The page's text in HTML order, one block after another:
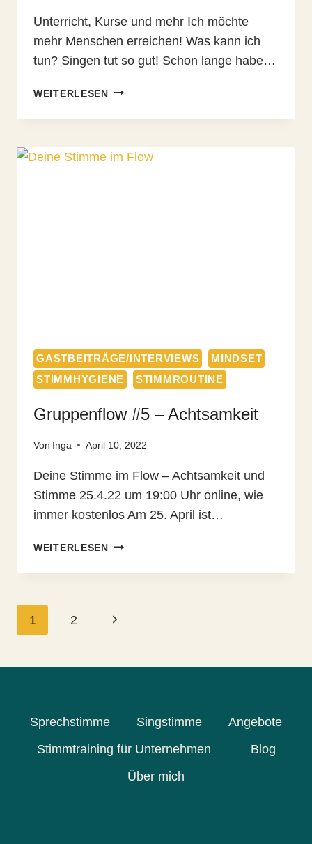
Unterricht, Kurse und mehr Ich möchte
mehr Menschen erreichen! Was kann ich
tun? Singen tut so gut! Schon lange habe…
WEITERLESENSTIMMBILDUNG
VOCALFLOW
GASTBEITRÄGE/INTERVIEWS
MINDSET
STIMMHYGIENE
STIMMROUTINE
Gruppenflow #5 – Achtsamkeit
Von Inga April 10, 2022
Deine Stimme im Flow – Achtsamkeit und
Stimme 25.4.22 um 19:00 Uhr online, wie
immer kostenlos Am 25. April ist…
WEITERLESENGRUPPENFLOW
–
Seitennavigation
1 2
Nächste
Sprechstimme Singstimme
Angebote
Stimmtraining für Unternehmen
Blog
Über mich